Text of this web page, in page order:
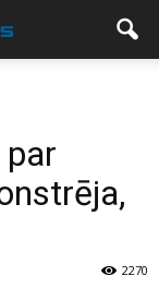
2270